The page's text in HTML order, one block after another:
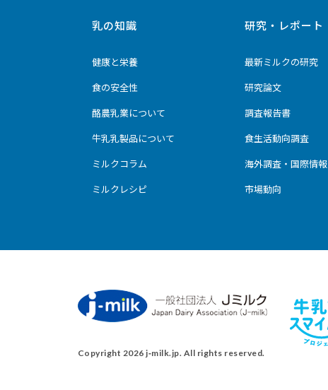
乳の知識
健康と栄養
食の安全性
酪農乳業について
牛乳乳製品について
ミルクコラム
ミルクレシピ
研究・レポート
最新ミルクの研究
研究論文
調査報告書
食生活動向調査
海外調査・国際情報
市場動向
Copyright 2026 j‑milk.jp. All rights reserved.